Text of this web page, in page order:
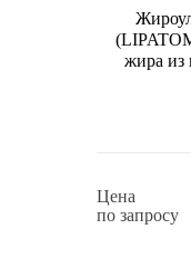
жира из
Цена
по запросу